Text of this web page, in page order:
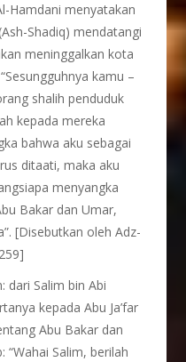
Hamdani menyatakan
Shadiq) mendatangi
meninggalkan kota
kamu –
shalih penduduk
kepada mereka
bahwa aku sebagai
ditaati, maka aku
menyangka
Bakar dan Umar,
[Disebutkan oleh Adz-
dari Salim bin Abi
kepada Abu Ja’far
Abu Bakar dan
Salim, berilah